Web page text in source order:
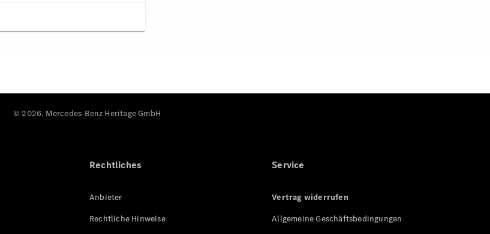
© 2026. Mercedes-Benz Heritage GmbH
Rechtliches
Anbieter
Rechtliche Hinweise
Service
Vertrag widerrufen
Allgemeine Geschäftsbedingungen